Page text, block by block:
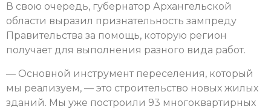
В свою очередь, губернатор Архангельской
области выразил признательность зампреду
Правительства за помощь, которую регион
получает для выполнения разного вида работ.
— Основной инструмент переселения, который
мы реализуем, — это строительство новых жилых
зданий. Мы уже построили 93 многоквартирных